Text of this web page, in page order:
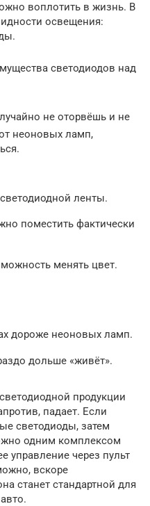
воплотить в жизнь. В
освещения:
светодиодов над
не оторвёшь и не
неоновых ламп,
ленты.
поместить фактически
менять цвет.
дороже неоновых ламп.
дольше «живёт».
продукции
падает. Если
светодиоды, затем
одним комплексом
управление через пульт
вскоре
станет стандартной для